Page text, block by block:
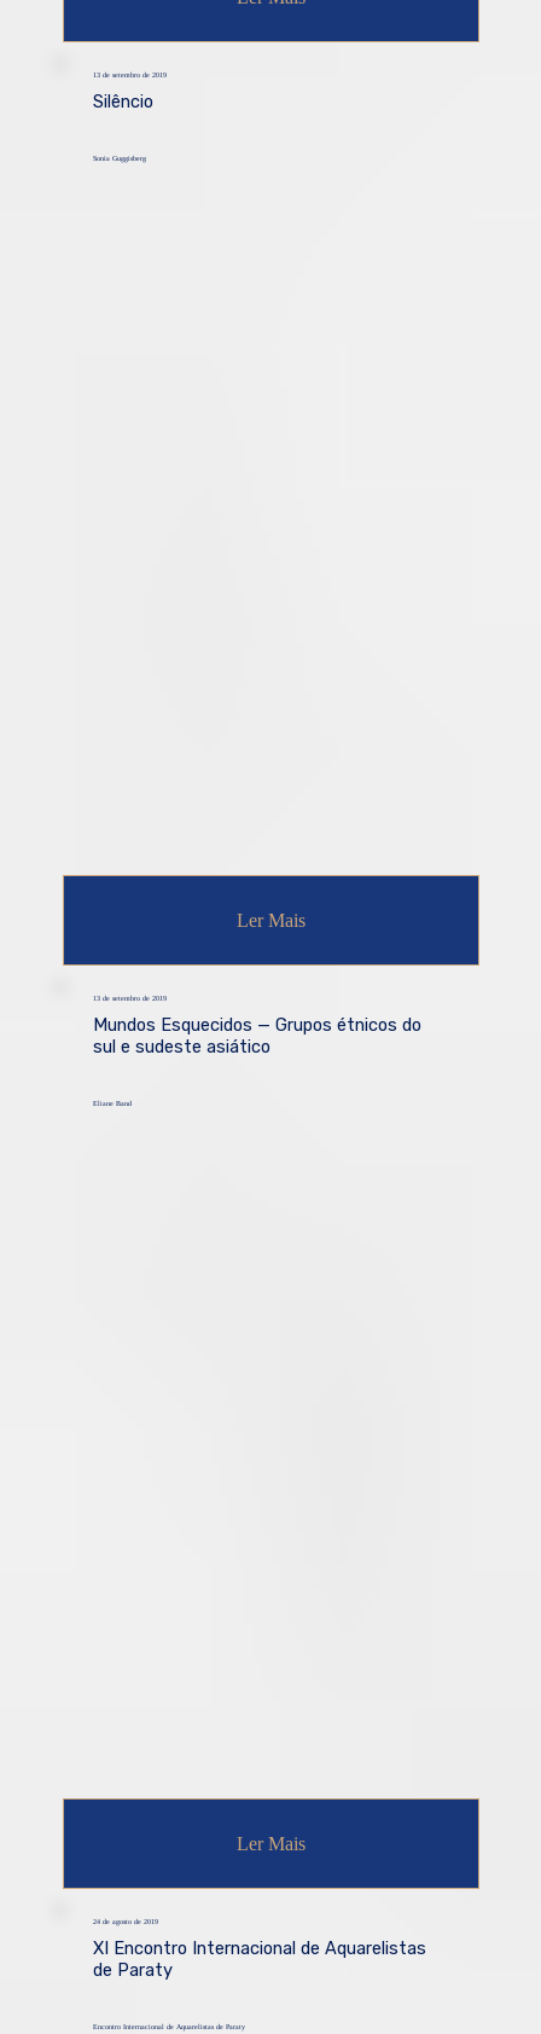
13 de setembro de 2019
Silêncio
Sonia Guggisberg
Ler Mais
13 de setembro de 2019
Mundos Esquecidos — Grupos étnicos do
sul e sudeste asiático
Eliane Band
Ler Mais
24 de agosto de 2019
XI Encontro Internacional de Aquarelistas
de Paraty
Encontro Internacional de Aquarelistas de Paraty